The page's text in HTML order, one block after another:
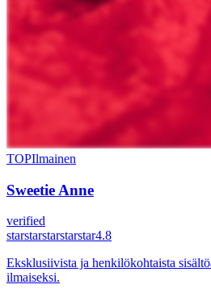
TOPIlmainen
Sweetie Anne
verified
starstarstarstarstar4.8
Eksklusiivista ja henkilökohtaista
ilmaiseksi.